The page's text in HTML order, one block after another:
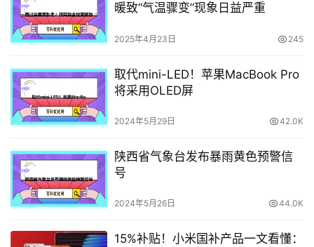
暖致“气温骤变”现象日益严重
2025年4月23日 245
取代mini-LED！苹果MacBook Pro
将采用OLED屏
2024年5月29日 42.0K
陕西省气象台发布暴雨黄色预警信
号
2024年5月26日 44.0K
15%补贴！小米国补产品一文看懂：